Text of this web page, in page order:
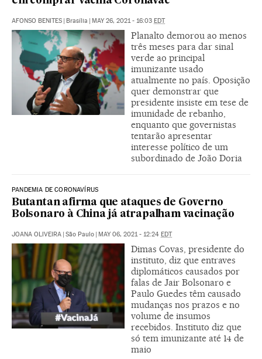
AFONSO BENITES Brasília MAY 26, 2021 - 16:03 EDT
Planalto demorou ao menos
três meses para dar sinal
verde ao principal
imunizante usado
atualmente no país. Oposição
quer demonstrar que
presidente insiste em tese de
imunidade de rebanho,
enquanto que governistas
tentarão apresentar
interesse político de um
subordinado de João Doria
PANDEMIA DE CORONAVÍRUS
Butantan afirma que ataques de Governo
Bolsonaro à China já atrapalham vacinação
JOANA OLIVEIRA São Paulo MAY 06, 2021 - 12:24 EDT
Dimas Covas, presidente do
instituto, diz que entraves
diplomáticos causados por
falas de Jair Bolsonaro e
Paulo Guedes têm causado
mudanças nos prazos e no
volume de insumos
recebidos. Instituto diz que
só tem imunizante até 14 de
maio